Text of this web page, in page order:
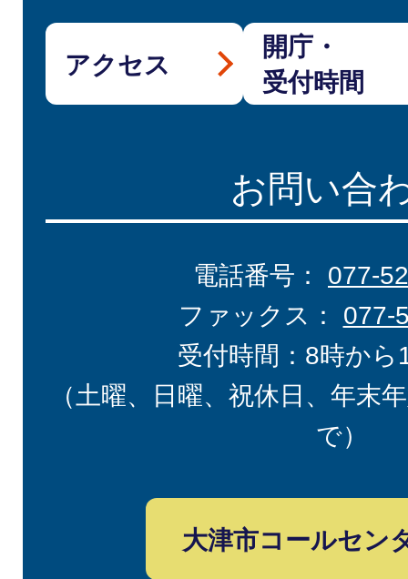
アクセス
開庁・
受付時間
お問い合
電話番号： 077-
ファックス： 077-
受付時間：8時から
（土曜、日曜、祝休日、年末
で）
大津市コールセン